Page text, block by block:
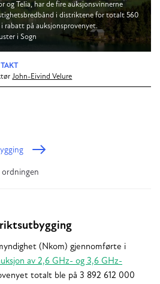
og Telia, har de fire auksjonsvinnerne
i distriktene for totalt 560
rabatt på auksjonsprovenyet.
i Sogn
John-Eivind Velure
ordningen
(Nkom) gjennomførte i
av 2,6 GHz- og 3,6 GHz-
totalt ble på 3 892 612 000